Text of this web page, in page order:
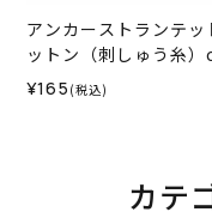
アンカーストランテッ
ットン（刺しゅう糸
008
¥165 (税込)
カテ